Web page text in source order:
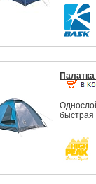
быстрая